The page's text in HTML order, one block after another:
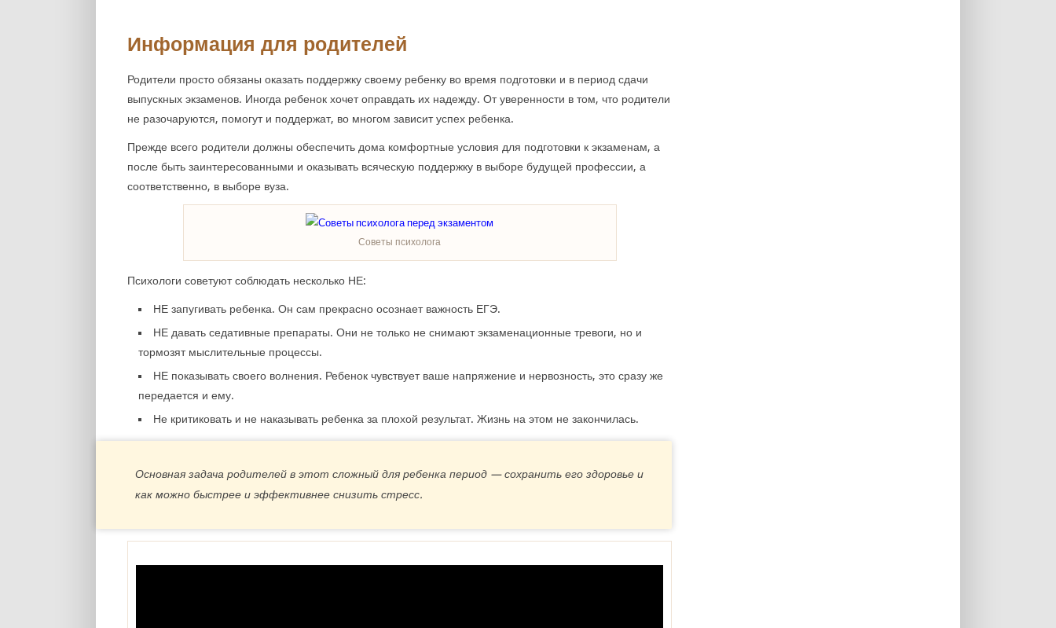
Информация для родителей
Родители просто обязаны оказать поддержку своему ребенку во время подготовки и в период сдачи
выпускных экзаменов. Иногда ребенок хочет оправдать их надежду. От уверенности в том, что родители
не разочаруются, помогут и поддержат, во многом зависит успех ребенка.
Прежде всего родители должны обеспечить дома комфортные условия для подготовки к экзаменам, а
после быть заинтересованными и оказывать всяческую поддержку в выборе будущей профессии, а
соответственно, в выборе вуза.
Советы психолога
Психологи советуют соблюдать несколько НЕ:
НЕ запугивать ребенка. Он сам прекрасно осознает важность ЕГЭ.
НЕ давать седативные препараты. Они не только не снимают экзаменационные тревоги, но и
тормозят мыслительные процессы.
НЕ показывать своего волнения. Ребенок чувствует ваше напряжение и нервозность, это сразу же
передается и ему.
Не критиковать и не наказывать ребенка за плохой результат. Жизнь на этом не закончилась.
Основная задача родителей в этот сложный для ребенка период — сохранить его здоровье и
как можно быстрее и эффективнее снизить стресс.